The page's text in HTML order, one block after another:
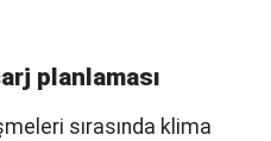
planlaması
sırasında klima